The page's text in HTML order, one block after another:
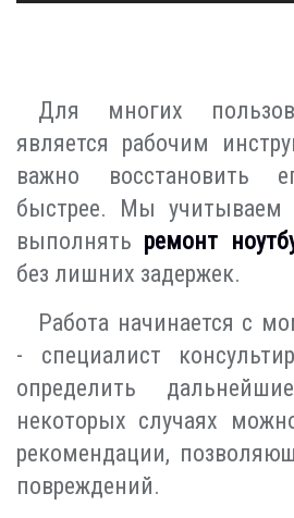
Для многих
является рабочим
важно восстановить
быстрее. Мы учитываем
выполнять ремонт
без лишних задержек.
Работа начинается с
- специалист
определить
некоторых случаях
рекомендации,
повреждений.